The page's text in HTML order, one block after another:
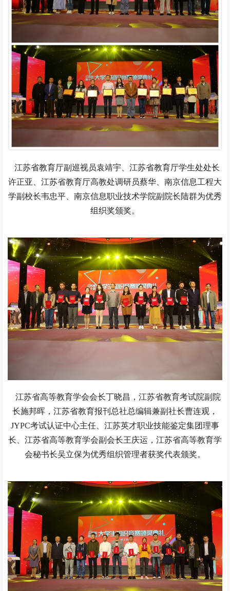
江苏省教育厅副巡视员袁靖宇、江苏省教育厅学生处处长
许正亚、江苏省教育厅高教处调研员蔡华、南京信息工程大
学副校长韦忠平、南京信息职业技术学院副院长陆群为优秀
组织奖颁奖。
江苏省高等教育学会会长丁晓昌，江苏省教育考试院副院
长施邦晖，江苏省教育报刊总社总编辑兼副社长曹连观，
JYPC考试认证中心主任、江苏英才职业技能鉴定集团理事
长、江苏省高等教育学会副会长王庆运，江苏省高等教育学
会秘书长吴立保为优秀组织管理者获奖代表颁奖。